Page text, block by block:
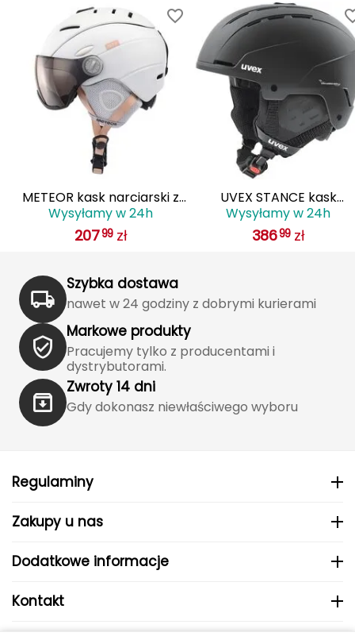
Klymit
La Sportiva
Lafuma
Leki
Lifesystems
Lizard
Lowe Alpine
Lumberjack
METEOR kask narciarski z
goglami z regulacją HOLO
biały
Wysyłamy w 24h
20799 zł
UVEX STANCE kask
narciarski hardshell z
regulacją czarny
Wysyłamy w 24h
38699 zł
Szybka dostawa
nawet w 24 godziny z dobrymi kurierami
Markowe produkty
Pracujemy tylko z producentami i
dystrybutorami.
Zwroty 14 dni
Gdy dokonasz niewłaściwego wyboru
Regulaminy
Zakupy u nas
Dodatkowe informacje
Kontakt